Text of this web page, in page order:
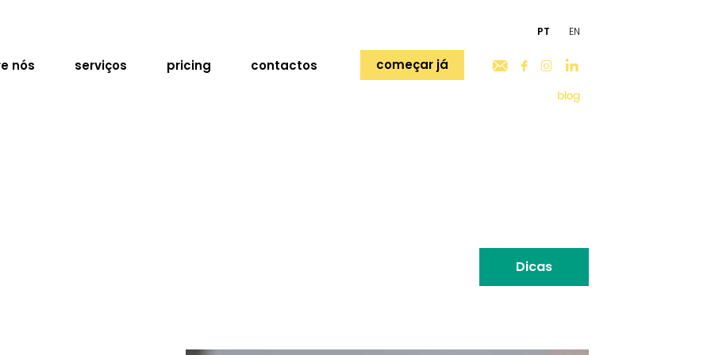
PT EN
nós serviços pricing contactos começar já
Dicas